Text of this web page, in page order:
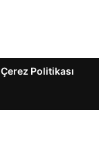
Çerez Politikası